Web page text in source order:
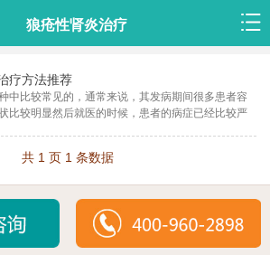
狼疮性肾炎治疗
疗方法推荐
中比较常见的，通常来说，其发病期间很多患者容
比较明显然后就医的时候，患者的病症已经比较严
共 1 页 1 条数据